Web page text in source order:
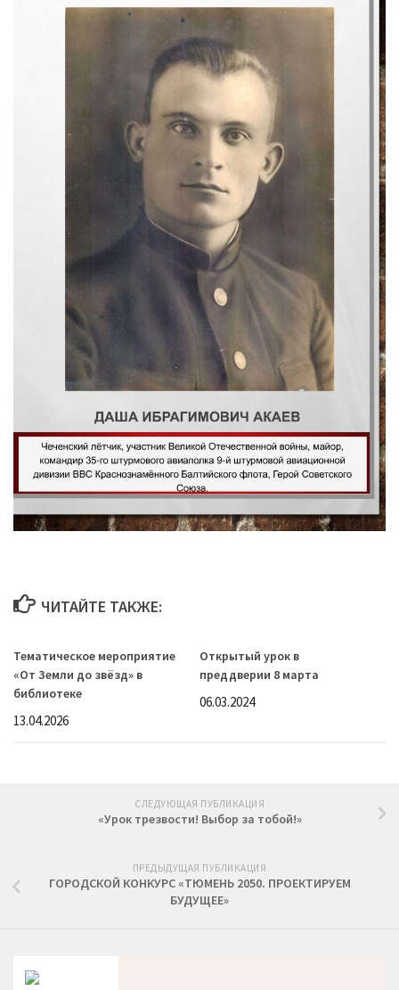
ЧИТАЙТЕ ТАКЖЕ:
Тематическое мероприятие
«От Земли до звёзд» в
библиотеке
13.04.2026
Открытый урок в
преддверии 8 марта
06.03.2024
СЛЕДУЮЩАЯ ПУБЛИКАЦИЯ
«Урок трезвости! Выбор за тобой!»
ПРЕДЫДУЩАЯ ПУБЛИКАЦИЯ
ГОРОДСКОЙ КОНКУРС «ТЮМЕНЬ 2050. ПРОЕКТИРУЕМ
БУДУЩЕЕ»